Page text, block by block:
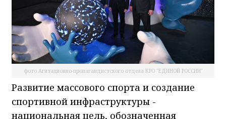
фото Агитационно-пропагандистского отдела КРО "ЕДИНОЙ РОССИИ"
Развитие массового спорта и создание
спортивной инфраструктуры -
национальная цель, обозначенная